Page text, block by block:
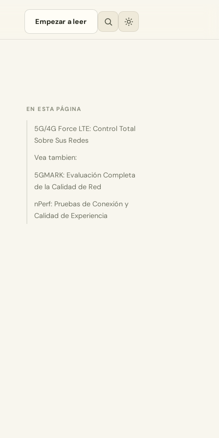
Empezar a leer
EN ESTA PÁGINA
5G/4G Force LTE: Control Total
Sobre Sus Redes
Vea tambien:
5GMARK: Evaluación Completa
de la Calidad de Red
nPerf: Pruebas de Conexión y
Calidad de Experiencia